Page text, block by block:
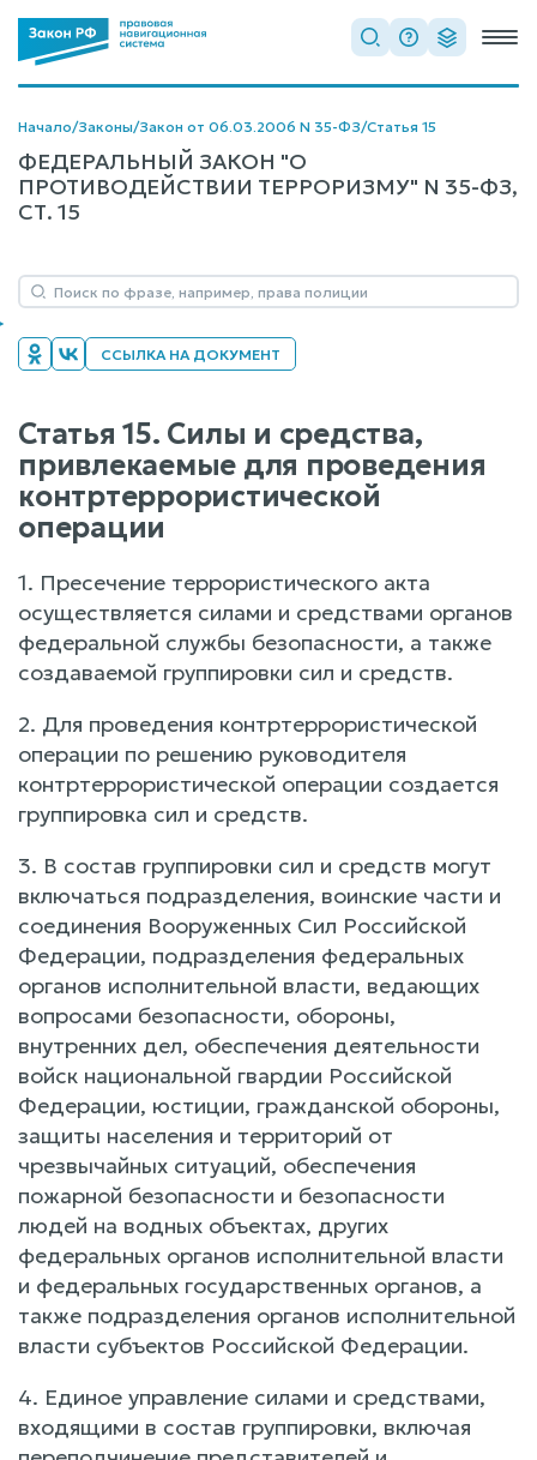
Начало/Законы/Закон от 06.03.2006 N 35-ФЗ/Статья 15
ФЕДЕРАЛЬНЫЙ ЗАКОН "О
ПРОТИВОДЕЙСТВИИ ТЕРРОРИЗМУ" N 35-ФЗ,
СТ. 15
ССЫЛКА НА ДОКУМЕНТ
Статья 15. Силы и средства,
привлекаемые для проведения
контртеррористической
операции
1. Пресечение террористического акта
осуществляется силами и средствами органов
федеральной службы безопасности, а также
создаваемой группировки сил и средств.
2. Для проведения контртеррористической
операции по решению руководителя
контртеррористической операции создается
группировка сил и средств.
3. В состав группировки сил и средств могут
включаться подразделения, воинские части и
соединения Вооруженных Сил Российской
Федерации, подразделения федеральных
органов исполнительной власти, ведающих
вопросами безопасности, обороны,
внутренних дел, обеспечения деятельности
войск национальной гвардии Российской
Федерации, юстиции, гражданской обороны,
защиты населения и территорий от
чрезвычайных ситуаций, обеспечения
пожарной безопасности и безопасности
людей на водных объектах, других
федеральных органов исполнительной власти
и федеральных государственных органов, а
также подразделения органов исполнительной
власти субъектов Российской Федерации.
4. Единое управление силами и средствами,
входящими в состав группировки, включая